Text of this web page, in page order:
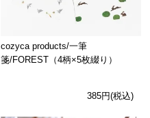
cozyca products/一筆
箋/FOREST（4柄×5枚綴り）
385円(税込)